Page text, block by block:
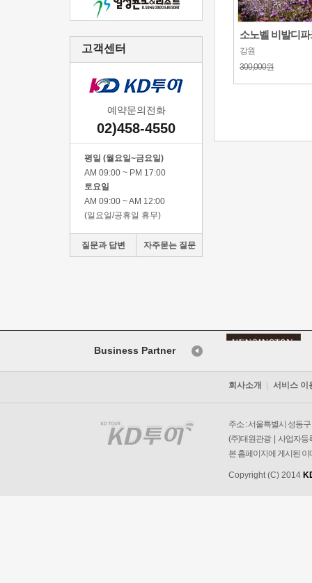
고객센터
예약문의전화
02)458-4550
평일 (월요일~금요일)
AM 09:00 ~ PM 17:00
토요일
AM 09:00 ~ AM 12:00
(일요일/공휴일 휴무)
질문과 답변 자주묻는 질문
소노벨 비발디파
강원
300,000원
Business Partner
회사소개 서비스 이
주소 : 서울특별시 성동
(주)대원관광 | 사업자등
본 홈페이지에 게시된
Copyright (C) 2014